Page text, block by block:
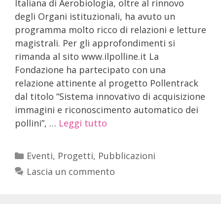
Italiana di Aerobiologia, oltre al rinnovo
degli Organi istituzionali, ha avuto un
programma molto ricco di relazioni e letture
magistrali. Per gli approfondimenti si
rimanda al sito www.ilpolline.it La
Fondazione ha partecipato con una
relazione attinente al progetto Pollentrack
dal titolo “Sistema innovativo di acquisizione
immagini e riconoscimento automatico dei
pollini”, … Leggi tutto
Eventi, Progetti, Pubblicazioni
Lascia un commento